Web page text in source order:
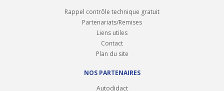
Rappel contrôle technique gratuit
Partenariats/Remises
Liens utiles
Contact
Plan du site
NOS PARTENAIRES
Autodidact